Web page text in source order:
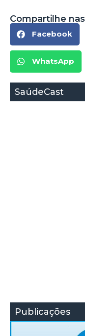
Compartilhe
Facebook
WhatsApp
SaúdeCast
Publicações